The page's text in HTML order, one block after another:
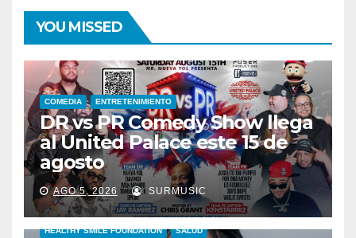
YOU MISSED
COMEDIA ENTRETENIMIENTO
DR vs PR Comedy Show llega
al United Palace este 15 de
agosto
AGO 5, 2026 SURMUSIC
HEALTHY SMILE FOUNDATION SALUD